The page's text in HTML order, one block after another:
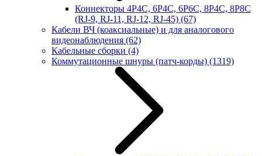
Коннекторы 4P4C, 6P4C, 6P6C, 8P4C, 8P8C
(RJ-9, RJ-11, RJ-12, RJ-45) (67)
Кабели ВЧ (коаксиальные) и для аналогового
видеонаблюдения (62)
Кабельные сборки (4)
Коммутационные шнуры (патч-корды) (1319)